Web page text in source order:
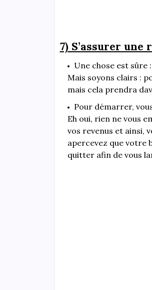
7) S’assurer
Une chose est
Mais soyons clairs :
mais cela prendra
Pour démarrer,
Eh oui, rien ne vous
vos revenus et ainsi,
apercevez que votre
quitter afin de vous